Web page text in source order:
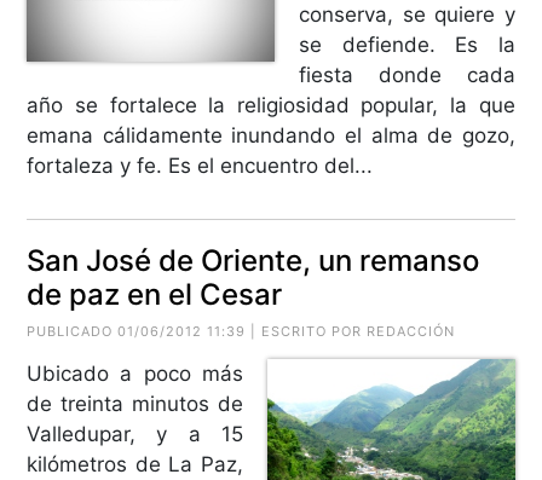
conserva, se quiere y
se defiende. Es la
fiesta donde cada
año se fortalece la religiosidad popular, la que
emana cálidamente inundando el alma de gozo,
fortaleza y fe. Es el encuentro del...
San José de Oriente, un remanso
de paz en el Cesar
PUBLICADO 01/06/2012 11:39 | ESCRITO POR REDACCIÓN
Ubicado a poco más
de treinta minutos de
Valledupar, y a 15
kilómetros de La Paz,